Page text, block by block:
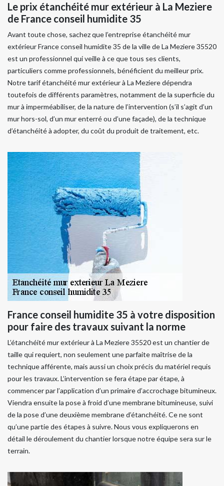
Le prix étanchéité mur extérieur à La Meziere
de France conseil humidite 35
Avant toute chose, sachez que l’entreprise étanchéité mur
extérieur France conseil humidite 35 de la ville de La Meziere 35520
est un professionnel qui veille à ce que tous ses clients,
particuliers comme professionnels, bénéficient du meilleur prix.
Notre tarif étanchéité mur extérieur à La Meziere dépendra
toutefois de différents paramètres, notamment de la superficie du
mur à imperméabiliser, de la nature de l’intervention (s’il s’agit d’un
mur hors-sol, d’un mur enterré ou d’une façade), de la technique
d’étanchéité à adopter, du coût du produit de traitement, etc.
France conseil humidite 35 à votre disposition
pour faire des travaux suivant la norme
L’étanchéité mur extérieur à La Meziere 35520 est un chantier de
taille qui requiert, non seulement une parfaite maîtrise de la
technique afférente, mais aussi un choix précis du matériel requis
pour les travaux. L’intervention se fera étape par étape, à
commencer par l’application d’un primaire d’accrochage bitumineux.
Viendra ensuite la pose à froid d’une membrane bitumineuse, suivi
de la pose d’une deuxième membrane d’étanchéité. Ce ne sont
qu’une partie des étapes à suivre. Nous vous expliquerons en
détail le déroulement du chantier lorsque notre équipe sera sur le
terrain.